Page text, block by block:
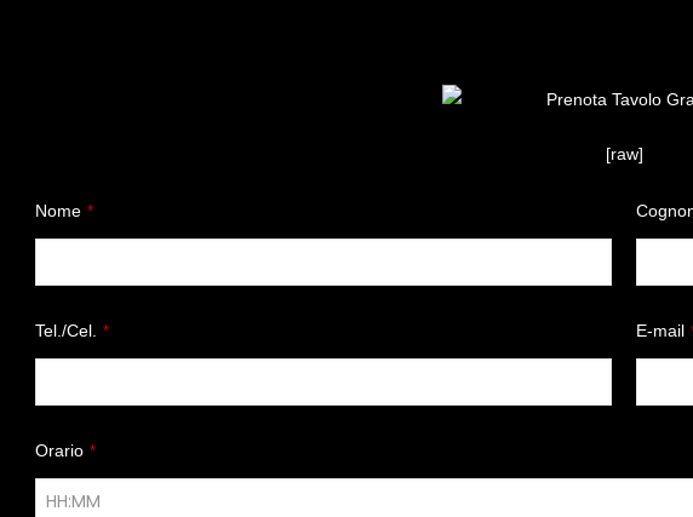
[raw]
Nome *
Tel./Cel. * E-mail
Orario *